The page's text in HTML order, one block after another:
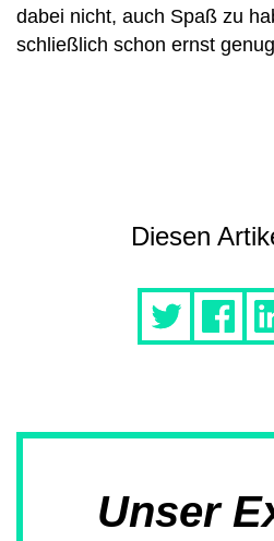
dabei nicht, auch Spaß zu
schließlich schon ernst
Diesen
Unser